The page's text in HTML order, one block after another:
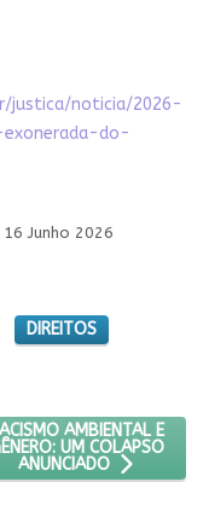
justica/noticia/2026-
do-
Junho 2026
DIREITOS
A CHAMAR
ARTIGO:
AMBIENTAL E
UM COLAPSO
ANUNCIADO